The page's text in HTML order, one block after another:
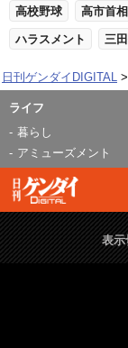
高校野球 高市首相
ハラスメント 三
日刊ゲンダイDIGITAL
ライフ
暮らし
アミューズメント
表示